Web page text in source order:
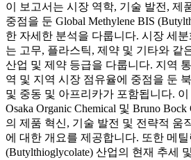
이 보고서는 시장 역학, 기술 발전, 제
중점을 둔 Global Methylene BIS
한 자세한 분석을 다룹니다. 시장 세
는 고무, 플라스틱, 제약 및 기타와 같
산업 및 제약 등급을 다룹니다. 지역
역 및 지역 시장 점유율에 중점을 둔
및 중동 및 아프리카가 포함됩니다. 이
Osaka Organic Chemical 및 Bruno
의 제품 혁신, 기술 발전 및 전략적 움
에 대한 개요를 제공합니다. 또한 메
(Butylthioglycolate) 산업의 현재 추세